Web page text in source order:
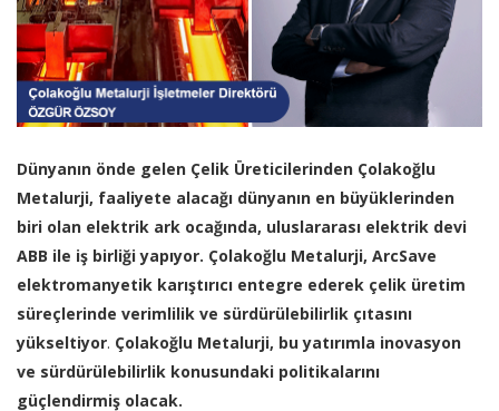
Dünyanın önde gelen Çelik Üreticilerinden Çolakoğlu
Metalurji, faaliyete alacağı dünyanın en büyüklerinden
biri olan elektrik ark ocağında, uluslararası elektrik devi
ABB ile iş birliği yapıyor. Çolakoğlu Metalurji, ArcSave
elektromanyetik karıştırıcı entegre ederek çelik üretim
süreçlerinde verimlilik ve sürdürülebilirlik çıtasını
yükseltiyor Çolakoğlu Metalurji, bu yatırımla inovasyon
ve sürdürülebilirlik konusundaki politikalarını
güçlendirmiş olacak.